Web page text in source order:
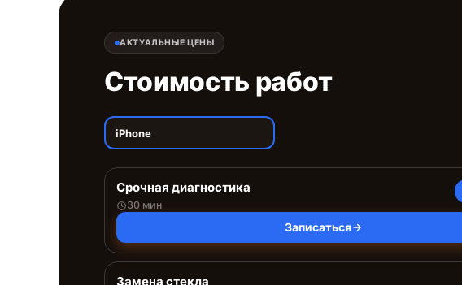
АКТУАЛЬНЫЕ ЦЕНЫ
Стоимость работ
iPhone
Срочная диагностика
30 мин
Записаться
Замена стекла